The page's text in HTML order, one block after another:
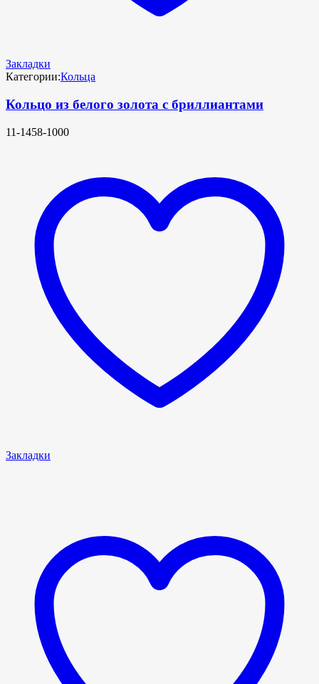
Закладки
Категории:Кольца
Кольцо из белого золота с бриллиантами
11-1458-1000
Закладки